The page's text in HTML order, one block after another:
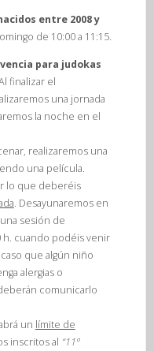
entre 2008 y
de 10:00 a 11:15.
para judokas
finalizar el
una jornada
la noche en el
realizaremos una
una película.
lo que deberéis
. Desayunaremos en
sesión de
h. cuando podéis venir
que algún niño
alergias o
comunicarlo
un límite de
inscritos al “11º